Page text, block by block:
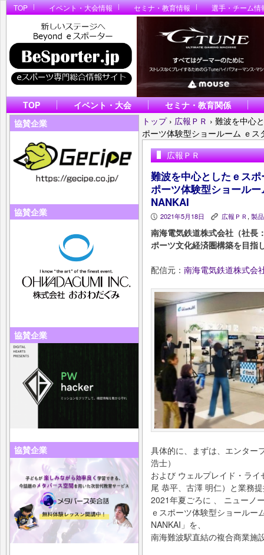
TOP イベント・大会情報 セミナ・教育情報 選手・チーム情
TOP イベント・大会
セミナ・教育関係
協賛企業
協賛企業
協賛企業
協賛企業
トップ › 広報ＰＲ › 難波を中心
ポーツ体験型ショールーム ｅ
広報ＰＲ
難波を中心としたｅス
ポーツ体験型ショール
NANKAI
P 2021年5月18日 K 広報ＰＲ,製
南海電気鉄道株式会社（社長
ポーツ文化経済圏構築を目指
配信元： 南海電気鉄道株式会
具体的に、まずは、エンター
浩士）
および ウェルプレイド・ラ
尾 恭平、古澤 明仁）と業務
2021年夏ごろに 、 ニューノ
ｅスポーツ体験型ショールー
NANKAI」を、
南海難波駅直結の複合商業施